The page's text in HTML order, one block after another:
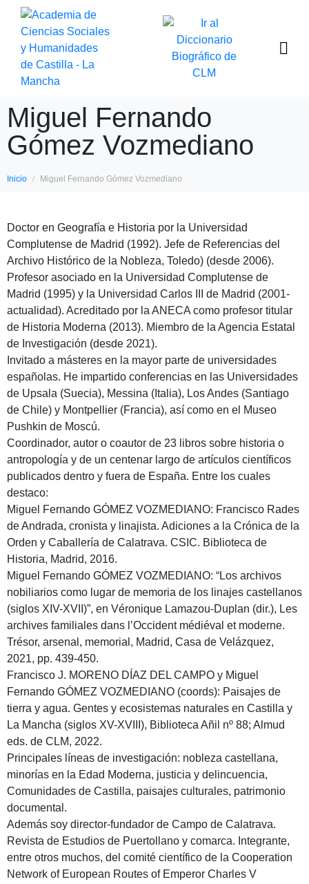
Miguel Fernando
Gómez Vozmediano
Inicio Miguel Fernando Gómez Vozmediano
Doctor en Geografía e Historia por la Universidad
Complutense de Madrid (1992). Jefe de Referencias del
Archivo Histórico de la Nobleza, Toledo) (desde 2006).
Profesor asociado en la Universidad Complutense de
Madrid (1995) y la Universidad Carlos III de Madrid (2001-
actualidad). Acreditado por la ANECA como profesor titular
de Historia Moderna (2013). Miembro de la Agencia Estatal
de Investigación (desde 2021).
Invitado a másteres en la mayor parte de universidades
españolas. He impartido conferencias en las Universidades
de Upsala (Suecia), Messina (Italia), Los Andes (Santiago
de Chile) y Montpellier (Francia), así como en el Museo
Pushkin de Moscú.
Coordinador, autor o coautor de 23 libros sobre historia o
antropología y de un centenar largo de artículos científicos
publicados dentro y fuera de España. Entre los cuales
destaco:
Miguel Fernando GÓMEZ VOZMEDIANO: Francisco Rades
de Andrada, cronista y linajista. Adiciones a la Crónica de la
Orden y Caballería de Calatrava. CSIC. Biblioteca de
Historia, Madrid, 2016.
Miguel Fernando GÓMEZ VOZMEDIANO: “Los archivos
nobiliarios como lugar de memoria de los linajes castellanos
(siglos XIV-XVII)”, en Véronique Lamazou-Duplan (dir.), Les
archives familiales dans l’Occident médiéval et moderne.
Trésor, arsenal, memorial, Madrid, Casa de Velázquez,
2021, pp. 439-450.
Francisco J. MORENO DÍAZ DEL CAMPO y Miguel
Fernando GÓMEZ VOZMEDIANO (coords): Paisajes de
tierra y agua. Gentes y ecosistemas naturales en Castilla y
La Mancha (siglos XV-XVIII), Biblioteca Añil nº 88; Almud
eds. de CLM, 2022.
Principales líneas de investigación: nobleza castellana,
minorías en la Edad Moderna, justicia y delincuencia,
Comunidades de Castilla, paisajes culturales, patrimonio
documental.
Además soy director-fundador de Campo de Calatrava.
Revista de Estudios de Puertollano y comarca. Integrante,
entre otros muchos, del comité científico de la Cooperation
Network of European Routes of Emperor Charles V